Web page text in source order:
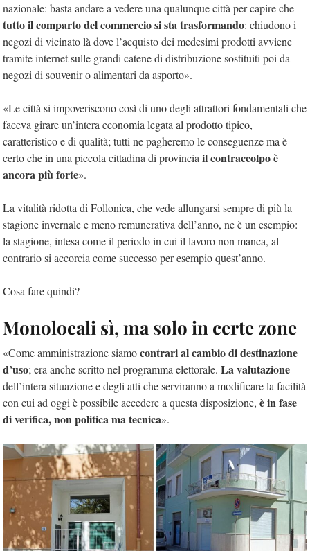
nazionale: basta andare a vedere una qualunque città per capire che
tutto il comparto del commercio si sta trasformando: chiudono i
negozi di vicinato là dove l’acquisto dei medesimi prodotti avviene
tramite internet sulle grandi catene di distribuzione sostituiti poi da
negozi di souvenir o alimentari da asporto».
«Le città si impoveriscono così di uno degli attrattori fondamentali che
faceva girare un’intera economia legata al prodotto tipico,
caratteristico e di qualità; tutti ne pagheremo le conseguenze ma è
certo che in una piccola cittadina di provinciail contraccolpo è
ancora più forte».
La vitalità ridotta di Follonica, che vede allungarsi sempre di più la
stagione invernale e meno remunerativa dell’anno, ne è un esempio:
la stagione, intesa come il periodo in cui il lavoro non manca, al
contrario si accorcia come successo per esempio quest’anno.
Cosa fare quindi?
Monolocali sì, ma solo in certe zone
«Come amministrazione siamocontrari al cambio di destinazione
d’uso; era anche scritto nel programma elettorale. La valutazione
dell’intera situazione e degli atti che serviranno a modificare la facilità
con cui ad oggi è possibile accedere a questa disposizione, è in fase
di verifica, non politica ma tecnica».